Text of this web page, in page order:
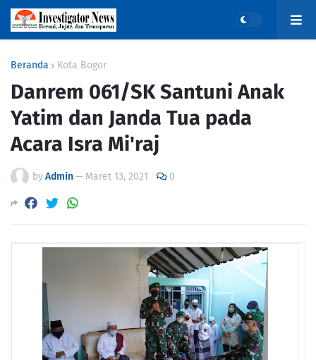
Beranda Kota Bogor
Danrem 061/SK Santuni Anak
Yatim dan Janda Tua pada
Acara Isra Mi'raj
byAdmin— Maret 13, 2021 0